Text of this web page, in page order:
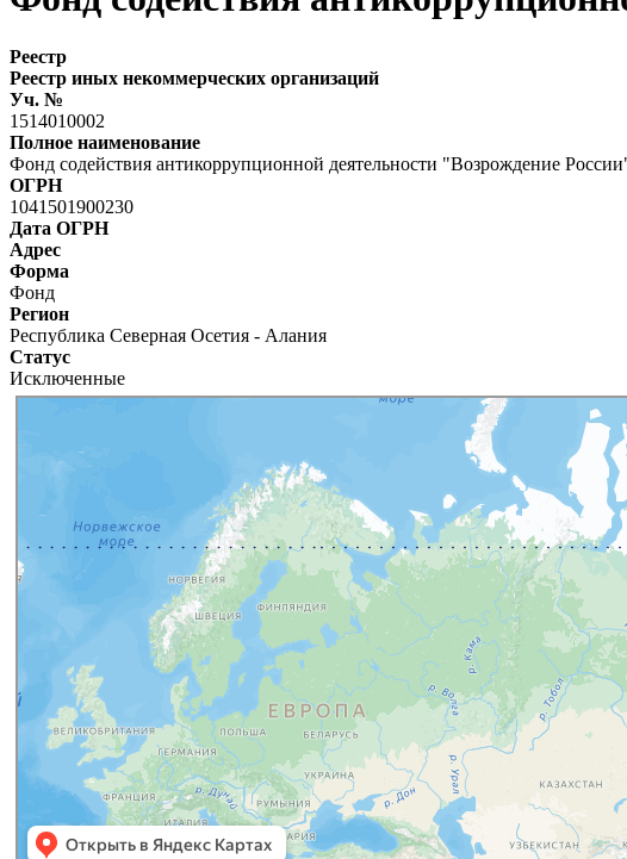
Реестр
Реестр иных некоммерческих организаций
Уч. №
1514010002
Полное наименование
Фонд содействия антикоррупционной деятельности "Возрождение
ОГРН
1041501900230
Дата ОГРН
Адрес
Форма
Фонд
Регион
Республика Северная Осетия - Алания
Статус
Исключенные